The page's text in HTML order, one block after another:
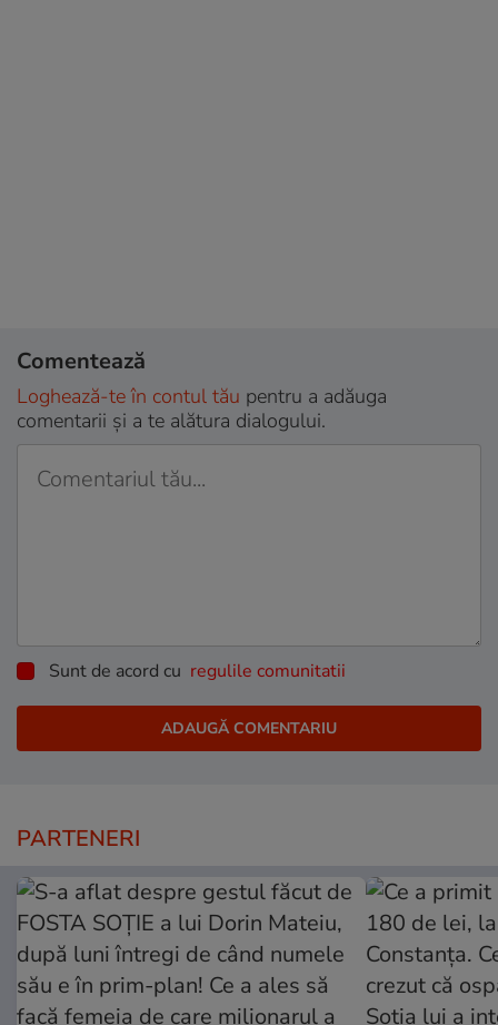
Comentează
Loghează-te în contul tău pentru a adăuga
comentarii și a te alătura dialogului.
Sunt de acord cu regulile comunitatii
PARTENERI